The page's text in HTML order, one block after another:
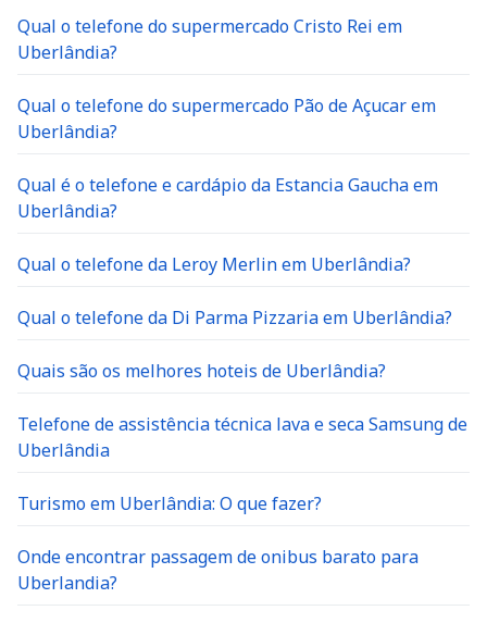
Qual o telefone do supermercado Cristo Rei em
Uberlândia?
Qual o telefone do supermercado Pão de Açucar em
Uberlândia?
Qual é o telefone e cardápio da Estancia Gaucha em
Uberlândia?
Qual o telefone da Leroy Merlin em Uberlândia?
Qual o telefone da Di Parma Pizzaria em Uberlândia?
Quais são os melhores hoteis de Uberlândia?
Telefone de assistência técnica lava e seca Samsung de
Uberlândia
Turismo em Uberlândia: O que fazer?
Onde encontrar passagem de onibus barato para
Uberlandia?